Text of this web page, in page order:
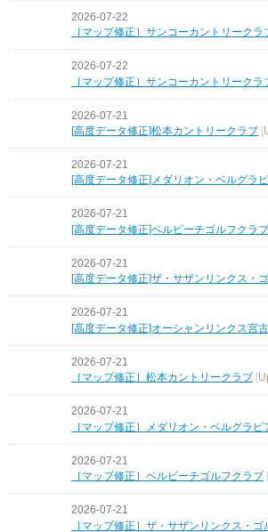
2026-07-22
［マップ修正］サンコーカントリークラ
2026-07-22
［マップ修正］サンコーカントリークラ
2026-07-21
[高度データ修正]松本カントリークラブ [
2026-07-21
[高度データ修正]メダリオン・ベルグラ
2026-07-21
[高度データ修正]ベルビーチゴルフクラブ
2026-07-21
[高度データ修正]ザ・サザンリンクス・
2026-07-21
[高度データ修正]オーシャンリンクス宮
2026-07-21
［マップ修正］松本カントリークラブ
2026-07-21
［マップ修正］メダリオン・ベルグラビ
2026-07-21
［マップ修正］ベルビーチゴルフクラブ
2026-07-21
［マップ修正］ザ・サザンリンクス・ゴ